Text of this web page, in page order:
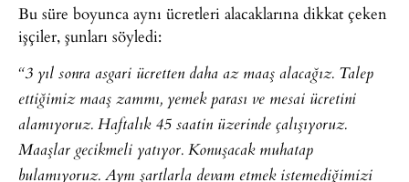
Bu süre boyunca aynı ücretleri alacaklarına dikkat çeken
işçiler, şunları söyledi:
“3 yıl sonra asgari ücretten daha az maaş alacağız. Talep
ettiğimiz maaş zammı, yemek parası ve mesai ücretini
alamıyoruz. Haftalık 45 saatin üzerinde çalışıyoruz.
Maaşlar gecikmeli yatıyor. Konuşacak muhatap
bulamıyoruz. Aynı şartlarla devam etmek istemediğimizi